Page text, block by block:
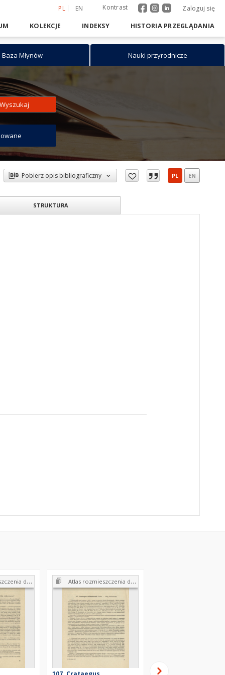
PL EN Kontrast Zaloguj się
KOLEKCJE INDEKSY HISTORIA PRZEGLĄDANIA
Baza Młynów Nauki przyrodnicze
Wyszukaj
Pobierz opis bibliograficzny PL EN
STRUKTURA
w Polsce. Zeszyt 15 Atlas rozmieszczenia drzew i krzewów w Polsce. Zeszyt 15